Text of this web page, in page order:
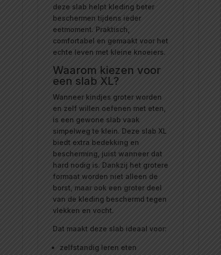
deze slab helpt kleding beter
beschermen tijdens ieder
eetmoment. Praktisch,
comfortabel en gemaakt voor het
echte leven met kleine knoeiers.
Waarom kiezen voor
een slab XL?
Wanneer kindjes groter worden
en zelf willen oefenen met eten,
is een gewone slab vaak
simpelweg te klein. Deze slab XL
biedt extra bedekking en
bescherming, juist wanneer dat
hard nodig is. Dankzij het grotere
formaat worden niet alleen de
borst, maar ook een groter deel
van de kleding beschermd tegen
vlekken en vocht.
Dat maakt deze slab ideaal voor:
zelfstandig leren eten